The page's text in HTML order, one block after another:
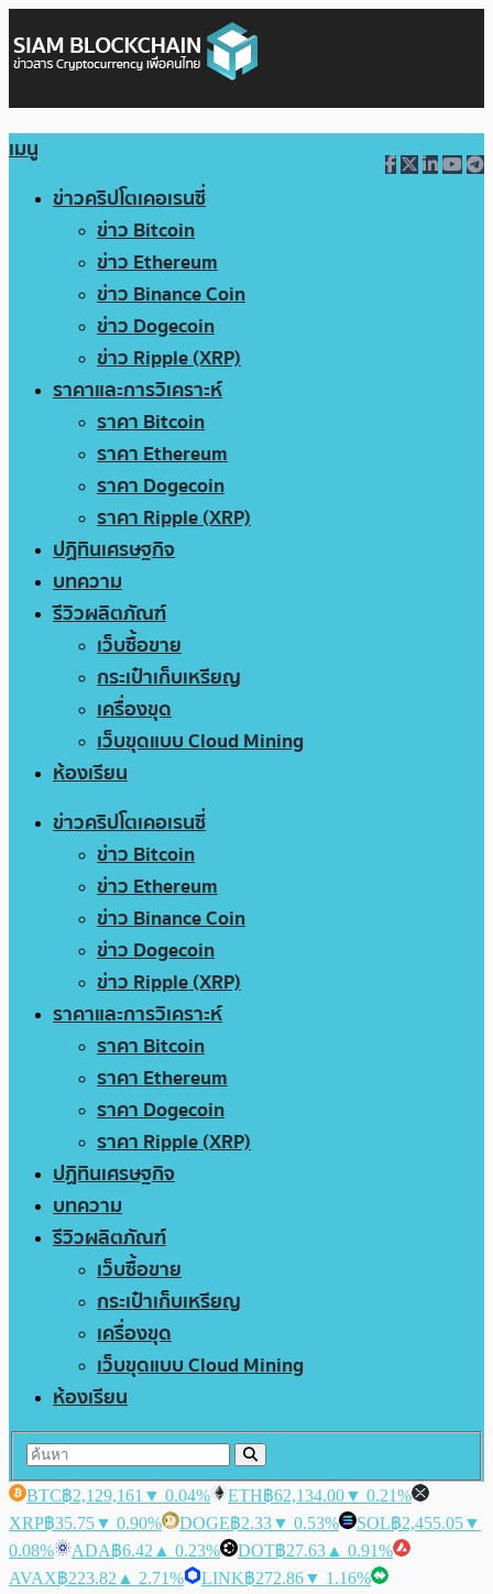
เมนู
ข่าวคริปโตเคอเรนซี่
ข่าว Bitcoin
ข่าว Ethereum
ข่าว Binance Coin
ข่าว Dogecoin
ข่าว Ripple (XRP)
ราคาและการวิเคราะห์
ราคา Bitcoin
ราคา Ethereum
ราคา Dogecoin
ราคา Ripple (XRP)
ปฏิทินเศรษฐกิจ
บทความ
รีวิวผลิตภัณฑ์
เว็บซื้อขาย
กระเป๋าเก็บเหรียญ
เครื่องขุด
เว็บขุดแบบ Cloud Mining
ห้องเรียน
ข่าวคริปโตเคอเรนซี่
ข่าว Bitcoin
ข่าว Ethereum
ข่าว Binance Coin
ข่าว Dogecoin
ข่าว Ripple (XRP)
ราคาและการวิเคราะห์
ราคา Bitcoin
ราคา Ethereum
ราคา Dogecoin
ราคา Ripple (XRP)
ปฏิทินเศรษฐกิจ
บทความ
รีวิวผลิตภัณฑ์
เว็บซื้อขาย
กระเป๋าเก็บเหรียญ
เครื่องขุด
เว็บขุดแบบ Cloud Mining
ห้องเรียน
BTC฿2,129,161 ▼ 0.04% ETH฿62,134.00▼ 0.21%
XRP฿35.75▼ 0.90% DOGE฿2.33▼ 0.53% SOL฿2,455.05▼
0.08%
ADA฿6.42 ▲ 0.23% DOT฿27.63 ▲ 0.91%
AVAX฿223.82 ▲ 2.71% LINK฿272.86▼ 1.16%